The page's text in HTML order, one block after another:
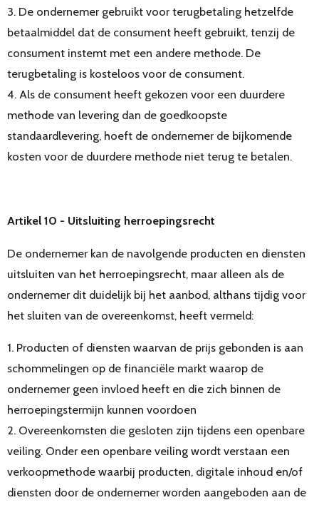
3. De ondernemer gebruikt voor terugbetaling hetzelfde
betaalmiddel dat de consument heeft gebruikt, tenzij de
consument instemt met een andere methode. De
terugbetaling is kosteloos voor de consument.
4. Als de consument heeft gekozen voor een duurdere
methode van levering dan de goedkoopste
standaardlevering, hoeft de ondernemer de bijkomende
kosten voor de duurdere methode niet terug te betalen.
Artikel 10 - Uitsluiting herroepingsrecht
De ondernemer kan de navolgende producten en diensten
uitsluiten van het herroepingsrecht, maar alleen als de
ondernemer dit duidelijk bij het aanbod, althans tijdig voor
het sluiten van de overeenkomst, heeft vermeld:
1. Producten of diensten waarvan de prijs gebonden is aan
schommelingen op de financiële markt waarop de
ondernemer geen invloed heeft en die zich binnen de
herroepingstermijn kunnen voordoen
2. Overeenkomsten die gesloten zijn tijdens een openbare
veiling. Onder een openbare veiling wordt verstaan een
verkoopmethode waarbij producten, digitale inhoud en/of
diensten door de ondernemer worden aangeboden aan de